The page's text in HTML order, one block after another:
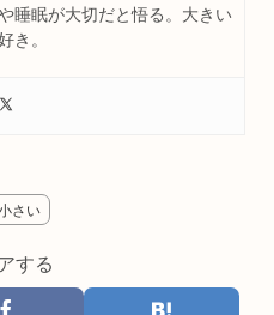
睡眠が大切だと悟る。大きい
き。
さい
する